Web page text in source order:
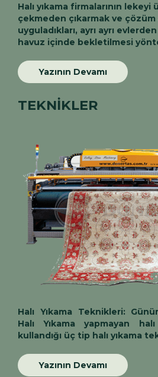
Halı yıkama firmalarının
çekmeden çıkarmak ve
uyguladıkları, ayrı ayrı evlerden
havuz içinde bekletilmesi
Yazının Devamı
TEKNİKLER
Halı Yıkama Teknikleri:
Halı Yıkama yapmayan halı
kullandığı üç tip halı yıkama
Yazının Devamı